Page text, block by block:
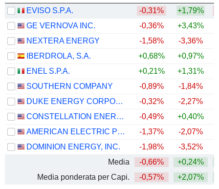
EVISO S.P.A. -0,31% +1,79%
GE VERNOVA INC.
-0,36% +3,43%
NEXTERA ENERGY
-1,58% -3,36%
IBERDROLA, S.A.
+0,68% +0,97%
ENEL S.P.A.
+0,21% +1,31%
SOUTHERN COMPANY
-0,89% -1,84%
DUKE ENERGY CORPORATION
-0,32% -2,27%
CONSTELLATION ENERGY CORPORATION
-0,49% +0,40%
AMERICAN ELECTRIC POWER COMPANY, INC.
-1,37% -2,07%
DOMINION ENERGY, INC.
-1,98% -3,52%
Media
-0,66% +0,24%
Media ponderata per Capi.
-0,57% +2,07%